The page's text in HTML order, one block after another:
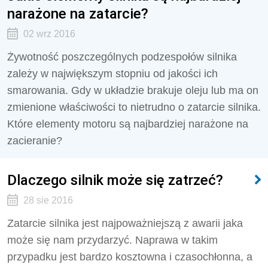
narażone na zatarcie?
02 wrz 2016
Żywotność poszczególnych podzespołów silnika
zależy w największym stopniu od jakości ich
smarowania. Gdy w układzie brakuje oleju lub ma on
zmienione właściwości to nietrudno o zatarcie silnika.
Które elementy motoru są najbardziej narażone na
zacieranie?
Dlaczego silnik może się zatrzeć?
28 sie 2016
Zatarcie silnika jest najpoważniejszą z awarii jaka
może się nam przydarzyć. Naprawa w takim
przypadku jest bardzo kosztowna i czasochłonna, a